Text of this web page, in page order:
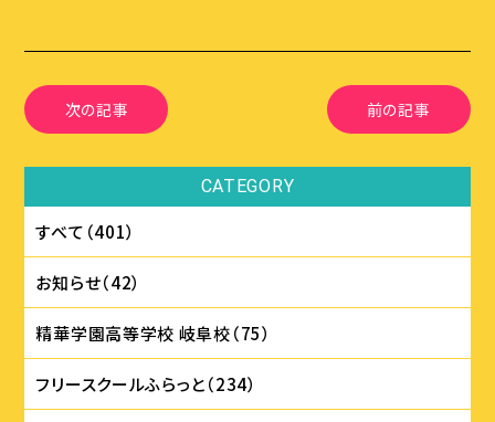
次の記事 前の記事
CATEGORY
すべて（401）
お知らせ（42）
精華学園⾼等学校 岐⾩校（75）
フリースクールふらっと（234）